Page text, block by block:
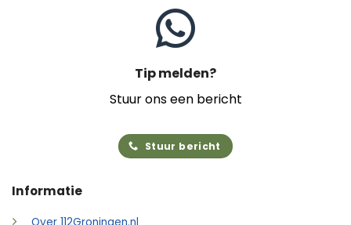
Informatie
Tip melden?
Stuur ons een bericht
Stuur bericht